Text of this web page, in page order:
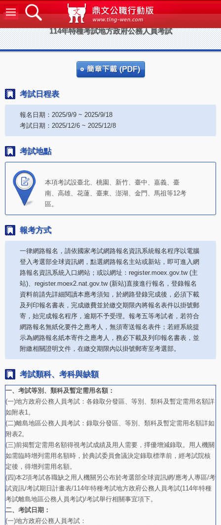
鼎文公
114年特種考試地方政府公務人員考試
考試日程表
報名日期：2025/9/9 ~ 2025/9/18
考試日期：2025/12/6 ~ 2025/12/8
考試地點
本項考試設臺北、桃園、新竹、臺中、嘉義、臺
南、高雄、花蓮、臺東、澎湖、金門、馬祖等12考
區。
報考方式
一律網路報名，請依國家考試網路報名資訊系統報名程序以電腦
登入考選部全球資訊網，點選網路報名主站或新站，即可進入網
路報名資訊系統入口網站；或以網址：register.moex.gov.tw (主
站)、register.moex2.nat.gov.tw (新站)直接進行報名，登錄報名
資料前請先詳細閱讀本應考須知，於網路登錄完成後，必須下載
及列印報名書表，完成繳費並於繳交期限內將報名表件以掛號郵
寄，始完成報名程序，逾期不予受理。報考五等考試者，若符合
網路報名無紙化要件之應考人，無須寄送報名表件；若經系統提
示為網路報名紙本寄件之應考人，務必下載及列印報名書表，並
附繳相關證明文件，在繳交期限內以掛號郵寄至考選部。
考試類科、考科與缺額
一、考試等別、類科及暫定需用名額：
(一)地方政府公務人員考試：各錄取分發區、等別、類科及暫定需用名額詳
如附表1。
(二)離島地區公務人員考試：錄取分發區、等別、類科及暫定需用名額詳如
附表2。
(三)前揭暫定需用名額得視考試成績及用人需要，擇優增減錄取。用人機關
如需臨時增列需用名額時，於典試委員會議決定錄取標準前，經考試院核
定後，得增列需用名額。
(四)本2項考試各職缺之用人機關另公布於考選部全球資訊網/應考人專區/考
試資訊/考試期日計畫表/114年特種考試地方政府公務人員考試(114年特種
考試離島地區公務人員考試)/考試舉行相關事宜項下。
二、考試日期：
(一)地方政府公務人員考試：